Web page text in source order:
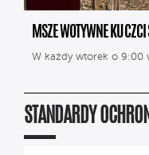
MSZE WOTYWNE KU
W każdy wtorek o 9:00
STANDARDY